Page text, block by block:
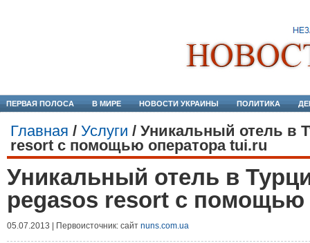
ПЕРВАЯ ПОЛОСА В МИРЕ НОВОСТИ УКРАИНЫ ПОЛИТИКА
Главная / Услуги / Уникальный отель в
resort с помощью оператора tui.ru
Уникальный отель в
pegasos resort с помощью
05.07.2013 | Первоисточник: сайт nuns.com.ua